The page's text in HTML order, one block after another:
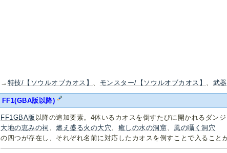
→ 特技/【ソウルオブカオス】 、 モンスター/【ソウルオブカオス】 、 武
FF1(GBA版以降)
FF1GBA版 以降の追加要素。4体いるカオスを倒すたびに開かれるダンジ
大地の恵みの祠
、燃え盛る火の大穴 癒しの水の洞窟
風の囁く洞穴
の四つが存在し、それぞれ名前に対応したカオスを倒すことで入ること